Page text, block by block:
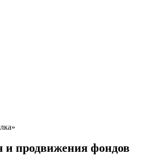
и продвижения фондов